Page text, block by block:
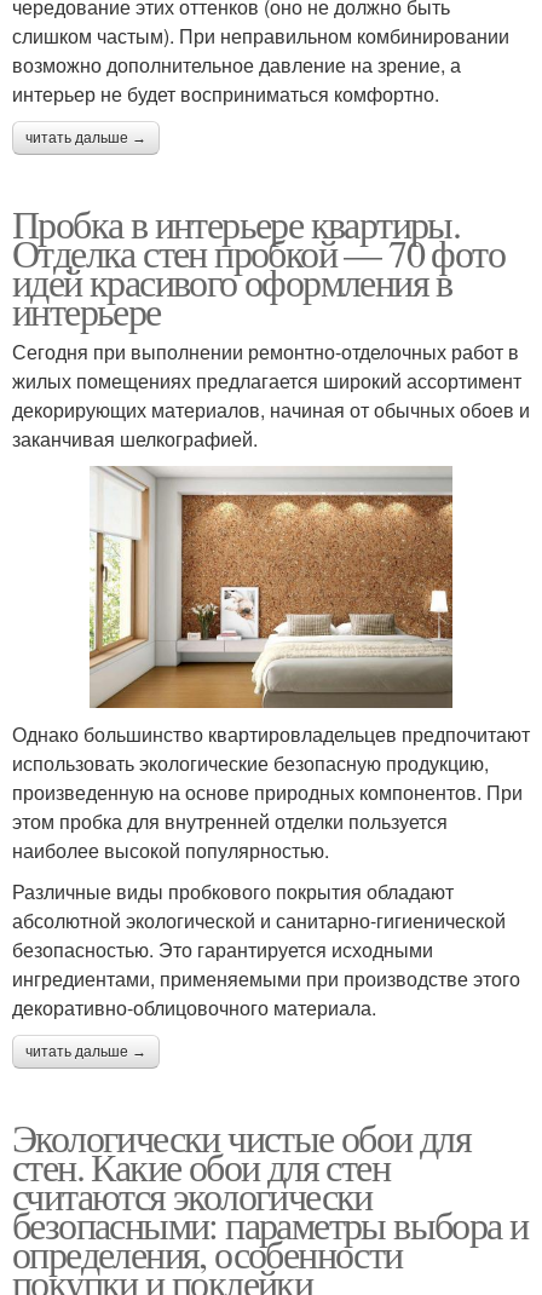
чередование этих оттенков (оно не должно быть
слишком частым). При неправильном комбинировании
возможно дополнительное давление на зрение, а
интерьер не будет восприниматься комфортно.
читать дальше →
Пробка в интерьере квартиры.
Отделка стен пробкой — 70 фото
идей красивого оформления в
интерьере
Сегодня при выполнении ремонтно-отделочных работ в
жилых помещениях предлагается широкий ассортимент
декорирующих материалов, начиная от обычных обоев и
заканчивая шелкографией.
Однако большинство квартировладельцев предпочитают
использовать экологические безопасную продукцию,
произведенную на основе природных компонентов. При
этом пробка для внутренней отделки пользуется
наиболее высокой популярностью.
Различные виды пробкового покрытия обладают
абсолютной экологической и санитарно-гигиенической
безопасностью. Это гарантируется исходными
ингредиентами, применяемыми при производстве этого
декоративно-облицовочного материала.
читать дальше →
Экологически чистые обои для
стен. Какие обои для стен
считаются экологически
безопасными: параметры выбора и
определения, особенности
покупки и поклейки